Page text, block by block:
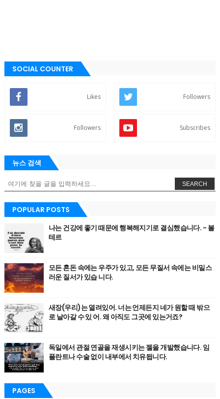
SOCIAL COUNTER
Likes Followers
Followers Subscribes
뉴스 검색
SEARCH
POPULAR POSTS
나는 건강에 좋기 때문에 행복해지기로 결심했습니다. - 볼
테르
모든 혼돈 속에는 우주가 있고, 모든 무질서 속에는 비밀스
러운 질서가 있습 니다.
새장(우리)는 열려있어. 너는 언제든지 네가 원할 때 밖으
로 날아갈 수 있 어. 왜 아직도 그곳에 있는거죠?
독일에서 관절 연골을 재생시키는 젤을 개발했습니다. 임
플란트나 수술 없이 내부에서 치유됩니다.
PAGES